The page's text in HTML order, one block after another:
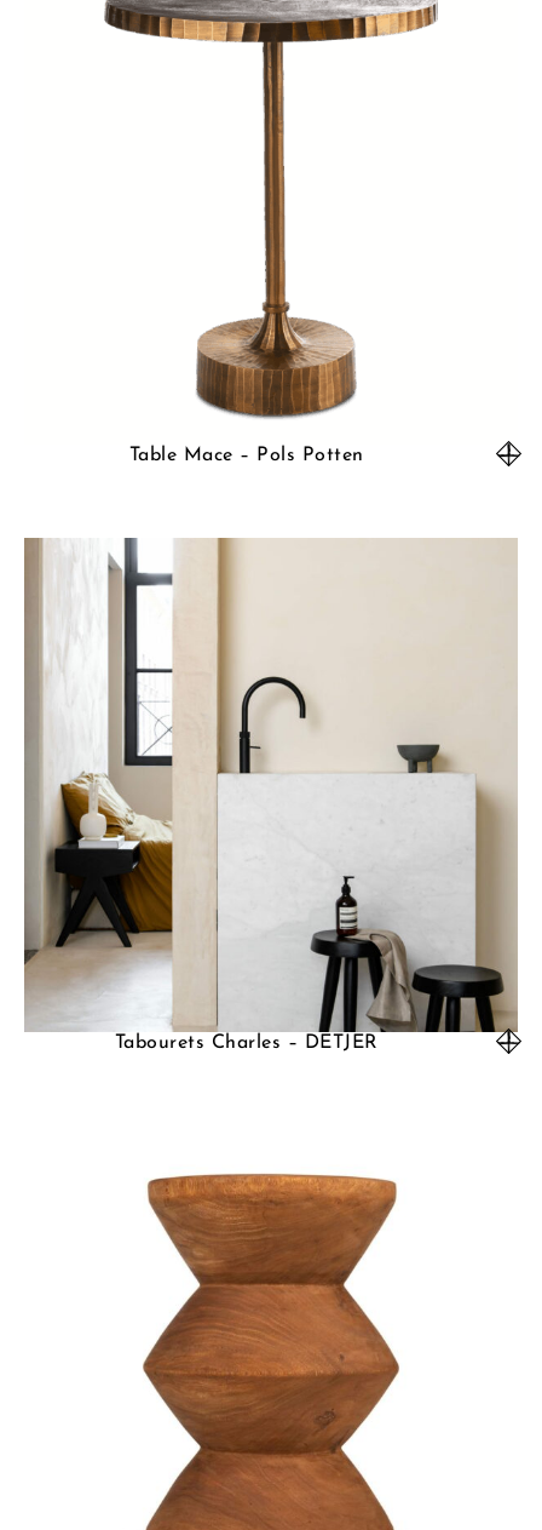
Table Mace – Pols Potten
Tabourets Charles – DETJER